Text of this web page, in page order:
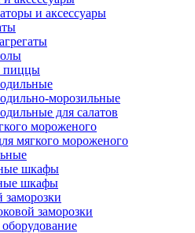
и аксессуары
пиццы
морозильные
для салатов
мороженого
мягкого мороженого
шкафы
шкафы
заморозки